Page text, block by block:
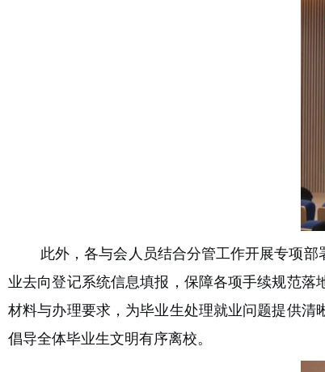
此外，各与会人员结合分管工作开展专项
业去向登记系统信息填报，保障各项手续规范落
材料与办理要求，为毕业生处理就业问题提供清
倡导全体毕业生文明有序离校。